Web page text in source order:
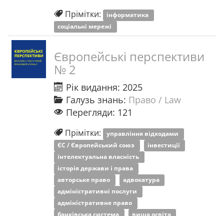
Прімітки: інформатика
соціальні мережі
Європейські перспективи
№ 2
Рік видання: 2025
Галузь знань: Право / Law
Перегляди: 121
Прімітки: управління відходами
ЄС / Європейський союз
інвестиції
інтелектуальна власність
історія держави і права
авторське право
адвокатура
адміністративні послуги
адміністративне право
банківська система
вища освіта